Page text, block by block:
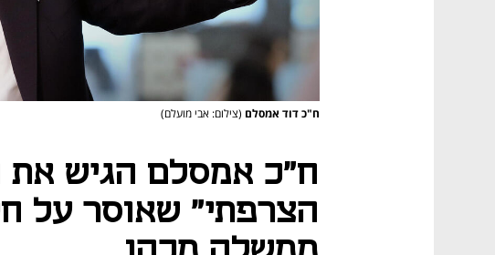
ח"כ דוד אמסלם (צילום: אבי מועלם)
ח"כ אמסלם הגיש
הצרפתי" שאוסר על